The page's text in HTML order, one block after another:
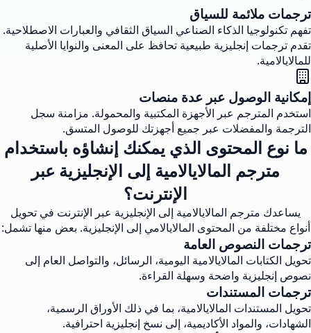
ترجمات ملائمة للسياق
تفهم تكنولوجيا الذكاء الصناعي السياق الثقافي والعبارات الاصطلاحية.
تقدم ترجمات إنجليزية طبيعية تحافظ على المعنى والنوايا الأصلية
للمالايالامية.
إمكانية الوصول عبر عدة منصات
استخدم المترجم عبر الأجهزة المكتبية والمحمولة. مزامنة سجل
الترجمة والمفضلات عبر جميع أجهزتك للوصول المتسق.
ما نوع المحتوى الذي يمكنك إنشاؤه باستخدام
مترجم المالايالامية إلى الإنجليزية عبر
الإنترنت؟
يساعدك مترجم المالايالامية إلى الإنجليزية عبر الإنترنت في تحويل
أنواع مختلفة من المحتوى المالايالامي إلى الإنجليزية. بعض منها تشمل:
ترجمات النصوص العامة
تحويل الكتابات المالايالامية اليومية، الرسائل، والتواصل العام إلى
نصوص إنجليزية واضحة وسهلة القراءة.
ترجمات المستندات
تحويل المستندات المالايالامية، بما في ذلك الأوراق الرسمية،
الشهادات، والمواد الأكاديمية، إلى نسخ إنجليزية احترافية.